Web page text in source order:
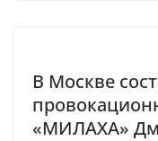
В Москве
«МИЛАХА»